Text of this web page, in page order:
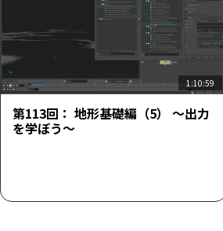
1:10:59
第113回： 地形基礎編（5） ～出力
を学ぼう～